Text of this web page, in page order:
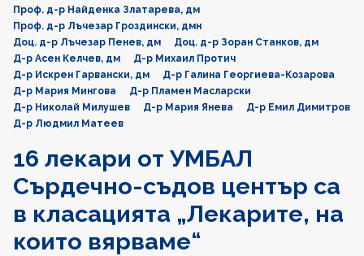
Проф. д-р Найденка Златарева, дм
Проф. д-р Лъчезар Гроздински, дмн
Доц. д-р Лъчезар Пенев, дм
Доц. д-р Зоран Станков, дм
Д-р Асен Келчев, дм
Д-р Михаил Протич
Д-р Искрен Гарвански, дм
Д-р Галина Георгиева-Козарова
Д-р Мария Мингова
Д-р Пламен Масларски
Д-р Николай Милушев
Д-р Мария Янева
Д-р Емил Димитров
Д-р Людмил Матеев
16 лекари от УМБАЛ
Сърдечно-съдов център са
в класацията „Лекарите, на
които вярваме“